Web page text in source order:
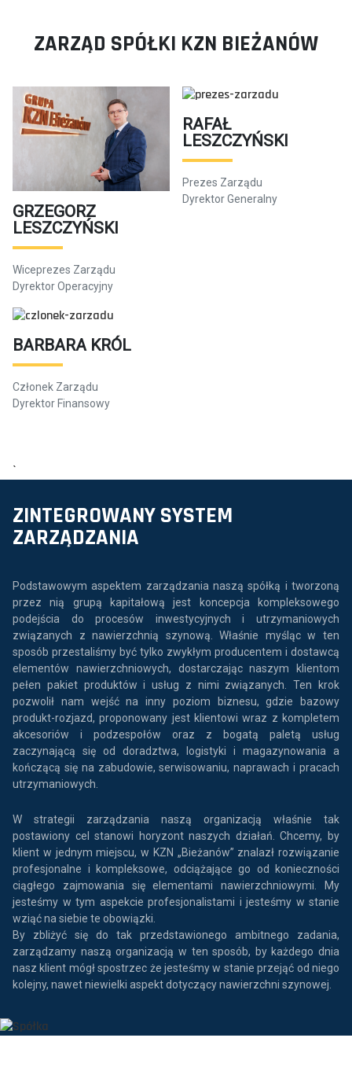
ZARZĄD SPÓŁKI KZN BIEŻANÓW
GRZEGORZ
LESZCZYŃSKI
Wiceprezes Zarządu
Dyrektor Operacyjny
RAFAŁ
LESZCZYŃSKI
Prezes Zarządu
Dyrektor Generalny
BARBARA KRÓL
Członek Zarządu
Dyrektor Finansowy
`
ZINTEGROWANY SYSTEM
ZARZĄDZANIA
Podstawowym aspektem zarządzania naszą spółką i tworzoną
przez nią grupą kapitałową jest koncepcja kompleksowego
podejścia do procesów inwestycyjnych i utrzymaniowych
związanych z nawierzchnią szynową. Właśnie myśląc w ten
sposób przestaliśmy być tylko zwykłym producentem i dostawcą
elementów nawierzchniowych, dostarczając naszym klientom
pełen pakiet produktów i usług z nimi związanych. Ten krok
pozwolił nam wejść na inny poziom biznesu, gdzie bazowy
produkt-rozjazd, proponowany jest klientowi wraz z kompletem
akcesoriów i podzespołów oraz z bogatą paletą usług
zaczynającą się od doradztwa, logistyki i magazynowania a
kończącą się na zabudowie, serwisowaniu, naprawach i pracach
utrzymaniowych.
W strategii zarządzania naszą organizacją właśnie tak
postawiony cel stanowi horyzont naszych działań. Chcemy, by
klient w jednym miejscu, w KZN „Bieżanów” znalazł rozwiązanie
profesjonalne i kompleksowe, odciążające go od konieczności
ciągłego zajmowania się elementami nawierzchniowymi. My
jesteśmy w tym aspekcie profesjonalistami i jesteśmy w stanie
wziąć na siebie te obowiązki.
By zbliżyć się do tak przedstawionego ambitnego zadania,
zarządzamy naszą organizacją w ten sposób, by każdego dnia
nasz klient mógł spostrzec że jesteśmy w stanie przejąć od niego
kolejny, nawet niewielki aspekt dotyczący nawierzchni szynowej.